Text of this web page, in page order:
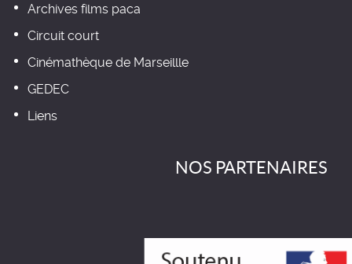
Archives films paca
Circuit court
Cinémathèque de Marseillle
GEDEC
Liens
NOS PARTENAIRES